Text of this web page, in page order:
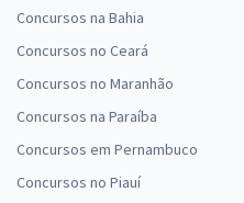
Concursos na Bahia
Concursos no Ceará
Concursos no Maranhão
Concursos na Paraíba
Concursos em Pernambuco
Concursos no Piauí